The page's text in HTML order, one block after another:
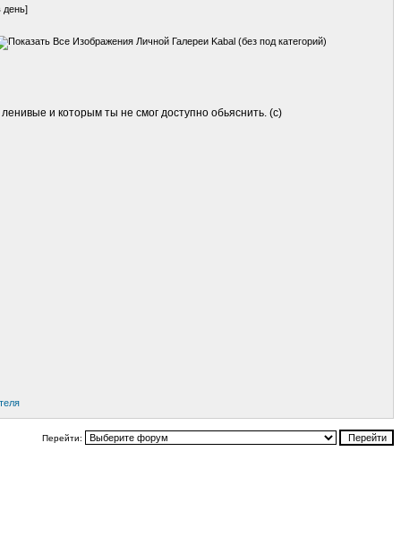
день]
и которым ты не смог доступно обьяснить. (с)
Перейти: